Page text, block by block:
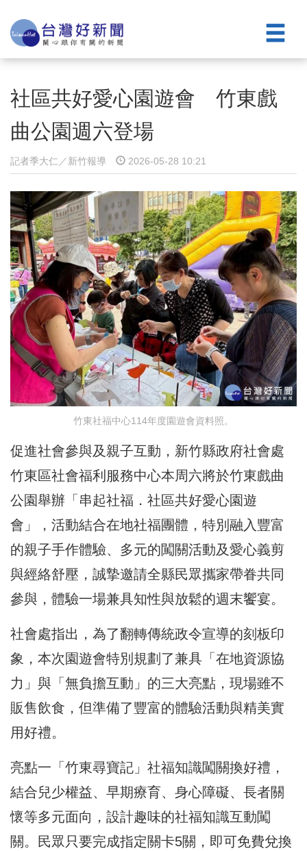
社區共好愛心園遊會 竹東戲
曲公園週六登場
記者季大仁／新竹報導 2026-05-28 10:21
竹東社福中心114年度園遊會資料照。
促進社會參與及親子互動，新竹縣政府社會處
竹東區社會福利服務中心本周六將於竹東戲曲
公園舉辦「串起社福．社區共好愛心園遊
會」，活動結合在地社福團體，特別融入豐富
的親子手作體驗、多元的闖關活動及愛心義剪
與經絡舒壓，誠摯邀請全縣民眾攜家帶眷共同
參與，體驗一場兼具知性與放鬆的週末饗宴。
社會處指出，為了翻轉傳統政令宣導的刻板印
象，本次園遊會特別規劃了兼具「在地資源協
力」與「無負擔互動」的三大亮點，現場雖不
販售飲食，但準備了豐富的體驗活動與精美實
用好禮。
亮點一「竹東尋寶記」社福知識闖關換好禮，
結合兒少權益、早期療育、身心障礙、長者關
懷等多元面向，設計趣味的社福知識互動闖
關。民眾只要完成指定關卡5關，即可免費兌換